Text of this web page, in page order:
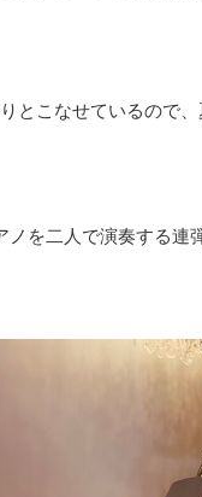
とこなせているので
ノを二人で演奏する